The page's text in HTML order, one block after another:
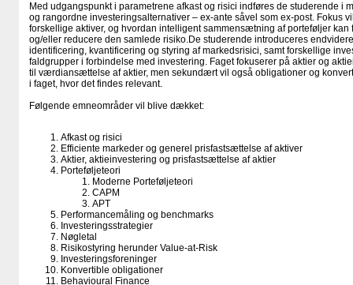
Med udgangspunkt i parametrene afkast og risici indføres de studerende i
og rangordne investeringsalternativer – ex-ante såvel som ex-post. Fokus
forskellige aktiver, og hvordan intelligent sammensætning af porteføljer kan
og/eller reducere den samlede risiko.De studerende introduceres
identificering, kvantificering og styring af markedsrisici, samt forskellige
faldgrupper i forbindelse med investering. Faget fokuserer på aktier og
til værdiansættelse af aktier, men sekundært vil også obligationer og
i faget, hvor det findes relevant.
Følgende emneområder vil blive dækket:
Afkast og risici
Efficiente markeder og generel prisfastsættelse af aktiver
Aktier, aktieinvestering og prisfastsættelse af aktier
Porteføljeteori
Moderne Porteføljeteori
CAPM
APT
Performancemåling og benchmarks
Investeringsstrategier
Nøgletal
Risikostyring herunder Value-at-Risk
Investeringsforeninger
Konvertible obligationer
Behavioural Finance